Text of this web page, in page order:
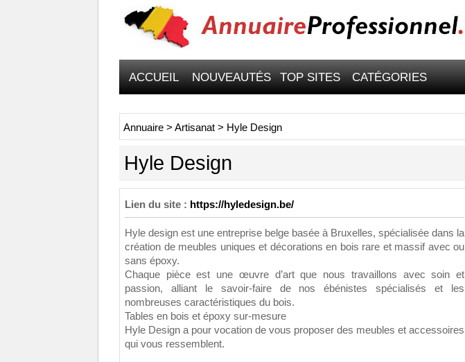
ACCUEIL NOUVEAUTÉS TOP SITES CATÉGORIES
Annuaire > Artisanat > Hyle Design
Hyle Design
Lien du site : https://hyledesign.be/
Hyle design est une entreprise belge basée à Bruxelles, spécialisée dans la
création de meubles uniques et décorations en bois rare et massif avec ou
sans époxy.
Chaque pièce est une œuvre d’art que nous travaillons avec soin et
passion, alliant le savoir-faire de nos ébénistes spécialisés et les
nombreuses caractéristiques du bois.
Tables en bois et époxy sur-mesure
Hyle Design a pour vocation de vous proposer des meubles et accessoires
qui vous ressemblent.